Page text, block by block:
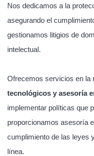
Nos dedicamos a la
asegurando el
gestionamos litigios de
intelectual.
Ofrecemos servicios en la
tecnológicos y asesoría
implementar políticas que
proporcionamos asesoría
cumplimiento de las leyes
línea.